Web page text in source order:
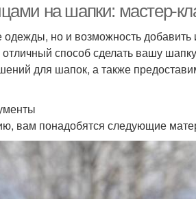
на шапки: мастер-
одежды, но и возможность
способ сделать вашу
для шапок, а также
вам понадобятся следующие